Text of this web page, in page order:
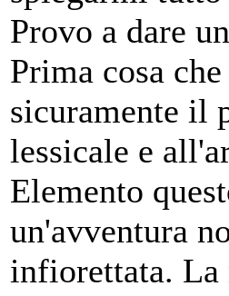
Provo a dare
Prima cosa
sicuramente il
lessicale e
Elemento
un'avventura
infiorettata. La